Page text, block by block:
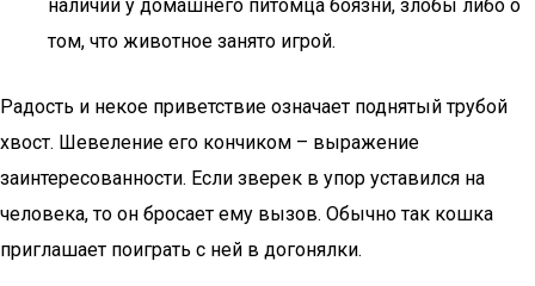
наличии у домашнего питомца боязни, злобы либо о
том, что животное занято игрой.
Радость и некое приветствие означает поднятый трубой
хвост. Шевеление его кончиком – выражение
заинтересованности. Если зверек в упор уставился на
человека, то он бросает ему вызов. Обычно так кошка
приглашает поиграть с ней в догонялки.